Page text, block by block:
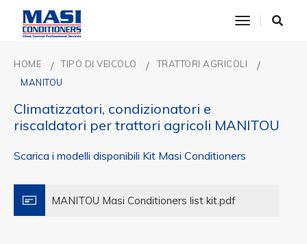
toggle
HOME TIPO DI VEICOLO
TRATTORI AGRICOLI
MANITOU
Climatizzatori, condizionatori e
riscaldatori per trattori agricoli MANITOU
Scarica i modelli disponibili Kit Masi Conditioners
MANITOU Masi Conditioners list kit.pdf